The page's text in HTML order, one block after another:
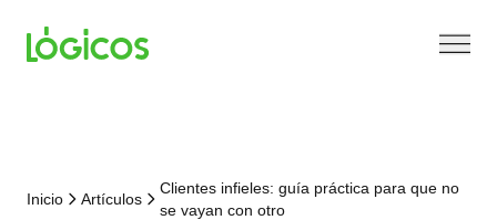
Inicio Artículos
Clientes infieles: guía práctica para que no
se vayan con otro